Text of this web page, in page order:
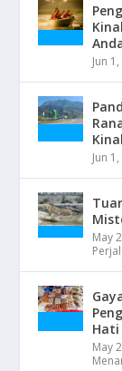
Jun
Jun
May
Hati
May